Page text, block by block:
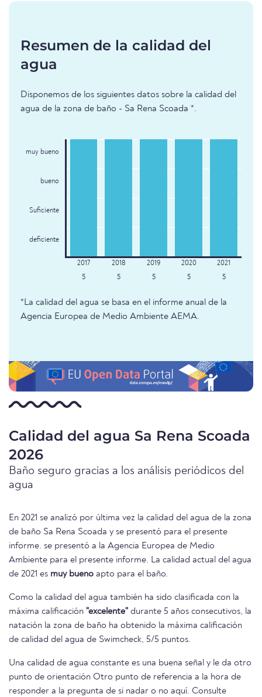
Resumen de la calidad del
agua
Disponemos de los siguientes datos sobre la calidad del
agua de la zona de baño - Sa Rena Scoada *.
muy bueno
bueno
Suficiente
deficiente
5 5 5 5 5
*La calidad del agua se basa en el informe anual de la
Agencia Europea de Medio Ambiente AEMA.
Calidad del agua Sa Rena Scoada
2026
Baño seguro gracias a los análisis periódicos del
agua
En 2021 se analizó por última vez la calidad del agua de la zona
de baño Sa Rena Scoada y se presentó para el presente
informe. se presentó a la Agencia Europea de Medio
Ambiente para el presente informe. La calidad actual del agua
de 2021 es muy bueno apto para el baño.
Como la calidad del agua también ha sido clasificada con la
máxima calificación "excelente" durante 5 años consecutivos, la
natación la zona de baño ha obtenido la máxima calificación
de calidad del agua de Swimcheck, 5/5 puntos.
Una calidad de agua constante es una buena señal y le da otro
punto de orientación Otro punto de referencia a la hora de
responder a la pregunta de si nadar o no aquí. Consulte